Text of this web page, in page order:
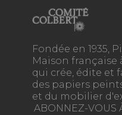
Fondée en 1935,
Maison française
qui crée, édite et
des papiers
et du mobilier
ABONNEZ-VOUS